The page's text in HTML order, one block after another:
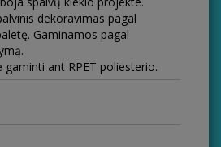
dekoravimas pagal
Gaminamos pagal
gaminti ant RPET poliesterio.